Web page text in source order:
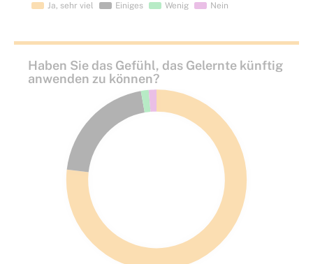
Haben Sie das Gefühl, das Gelernte künftig
anwenden zu können?